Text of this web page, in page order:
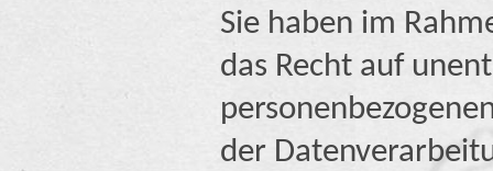
Sie haben im
das Recht auf
der